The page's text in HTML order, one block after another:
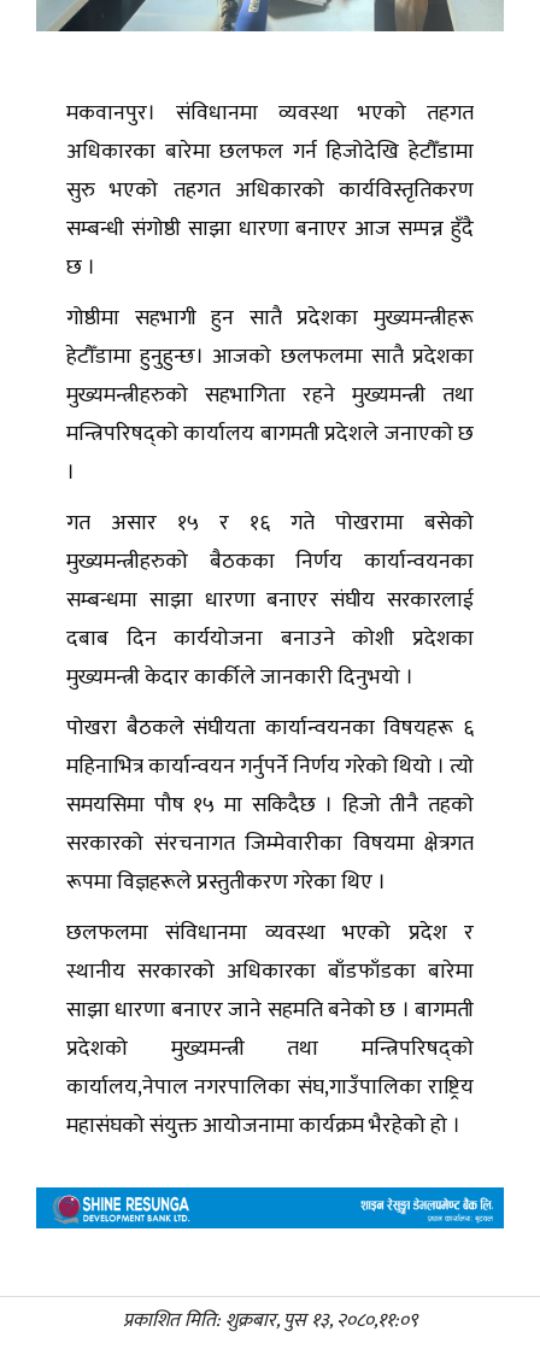
मकवानपुर। संविधानमा व्यवस्था भएको तहगत
अधिकारका बारेमा छलफल गर्न हिजोदेखि हेटौँडामा
सुरु भएको तहगत अधिकारको कार्यविस्तृतिकरण
सम्बन्धी संगोष्ठी साझा धारणा बनाएर आज सम्पन्न हुँदै
छ ।
गोष्ठीमा सहभागी हुन सातै प्रदेशका मुख्यमन्त्रीहरू
हेटौँडामा हुनुहुन्छ। आजको छलफलमा सातै प्रदेशका
मुख्यमन्त्रीहरुको सहभागिता रहने मुख्यमन्त्री तथा
मन्त्रिपरिषद्को कार्यालय बागमती प्रदेशले जनाएको छ
।
गत असार १५ र १६ गते पोखरामा बसेको
मुख्यमन्त्रीहरुको बैठकका निर्णय कार्यान्वयनका
सम्बन्धमा साझा धारणा बनाएर संघीय सरकारलाई
दबाब दिन कार्ययोजना बनाउने कोशी प्रदेशका
मुख्यमन्त्री केदार कार्कीले जानकारी दिनुभयो ।
पोखरा बैठकले संघीयता कार्यान्वयनका विषयहरू ६
महिनाभित्र कार्यान्वयन गर्नुपर्ने निर्णय गरेको थियो । त्यो
समयसिमा पौष १५ मा सकिदैछ । हिजो तीनै तहको
सरकारको संरचनागत जिम्मेवारीका विषयमा क्षेत्रगत
रूपमा विज्ञहरूले प्रस्तुतीकरण गरेका थिए ।
छलफलमा संविधानमा व्यवस्था भएको प्रदेश र
स्थानीय सरकारको अधिकारका बाँडफाँडका बारेमा
साझा धारणा बनाएर जाने सहमति बनेको छ । बागमती
प्रदेशको मुख्यमन्त्री तथा मन्त्रिपरिषद्को
कार्यालय,नेपाल नगरपालिका संघ,गाउँपालिका राष्ट्रिय
महासंघको संयुक्त आयोजनामा कार्यक्रम भैरहेको हो ।
प्रकाशित मिति: शुक्रबार, पुस १३, २०८०,११:०९